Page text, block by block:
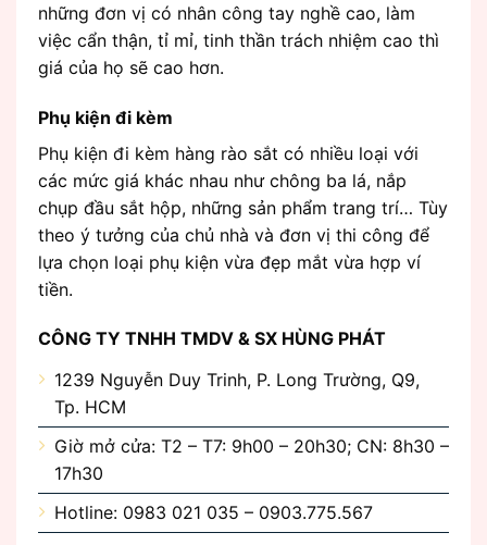
những đơn vị có nhân công tay nghề cao, làm
việc cẩn thận, tỉ mỉ, tinh thần trách nhiệm cao thì
giá của họ sẽ cao hơn.
Phụ kiện đi kèm
Phụ kiện đi kèm hàng rào sắt có nhiều loại với
các mức giá khác nhau như chông ba lá, nắp
chụp đầu sắt hộp, những sản phẩm trang trí… Tùy
theo ý tưởng của chủ nhà và đơn vị thi công để
lựa chọn loại phụ kiện vừa đẹp mắt vừa hợp ví
tiền.
CÔNG TY TNHH TMDV & SX HÙNG PHÁT
1239 Nguyễn Duy Trinh, P. Long Trường, Q9,
Tp. HCM
Giờ mở cửa: T2 – T7: 9h00 – 20h30; CN: 8h30 –
17h30
Hotline: 0983 021 035 – 0903.775.567